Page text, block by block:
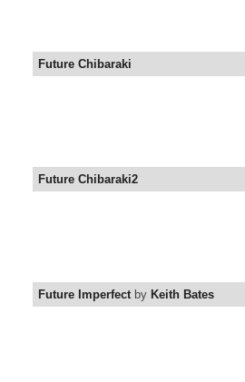
Future Chibaraki
Future Chibaraki2
Future Imperfectby Keith Bates